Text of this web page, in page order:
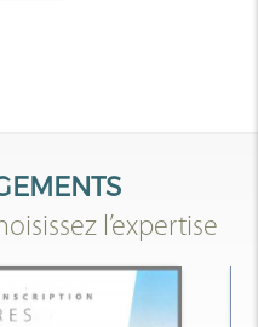
l’expertise